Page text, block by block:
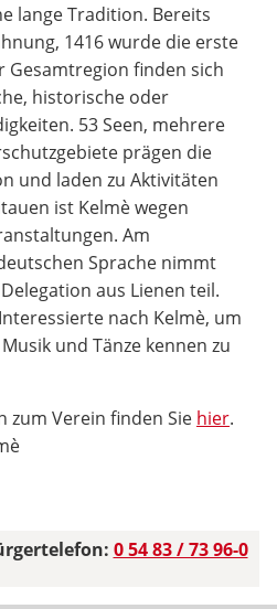
lange Tradition. Bereits
1416 wurde die erste
Gesamtregion finden sich
historische oder
53 Seen, mehrere
prägen die
und laden zu Aktivitäten
ist Kelmè wegen
Am
Sprache nimmt
aus Lienen teil.
nach Kelmè, um
und Tänze kennen zu
Verein finden Sie hier.
0 54 83 / 73 96-0